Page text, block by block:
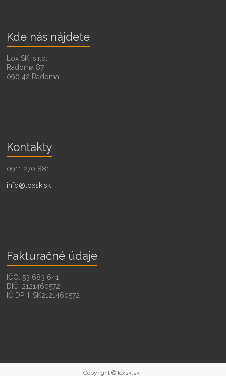
Kde nás nájdete
Lox SK, s.r.o.
Radoma 87
090 42 Radoma
Kontakty
0911 270 881
info@loxsk.sk
Fakturačné údaje
IČO: 53 683 641
DIČ: 2121460572
IČ DPH: SK2121460572
Copyright © loxsk.sk |